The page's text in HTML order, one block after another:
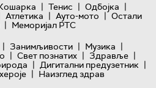
| Тенис | Одбојка |
Атлетика | Ауто-мото | Остали
| Меморијал РТС
| Занимљивости | Музика |
| Свет познатих | Здравље |
| Дигитални предузетник |
| Наизглед здрав